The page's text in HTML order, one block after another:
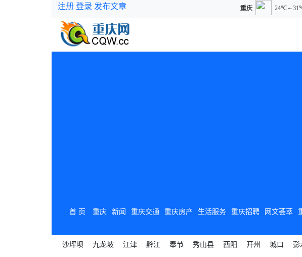
注册登录 发布文章
首 页 重庆 新闻 重庆交通 重庆房产 生活服务 重庆招聘 网文荟萃
沙坪坝
九龙坡 江津 黔江 奉节 秀山县 酉阳 开州 城口 彭